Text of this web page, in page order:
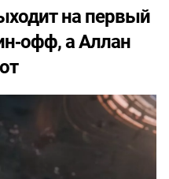
на первый
а Аллан